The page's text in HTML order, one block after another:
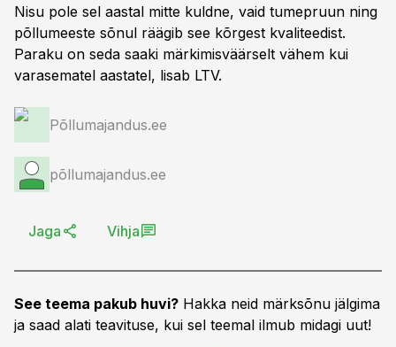
Nisu pole sel aastal mitte kuldne, vaid tumepruun ning
põllumeeste sõnul räägib see kõrgest kvaliteedist.
Paraku on seda saaki märkimisväärselt vähem kui
varasematel aastatel, lisab LTV.
Põllumajandus.ee
põllumajandus.ee
Jaga Vihja
See teema pakub huvi? Hakka neid märksõnu jälgima
ja saad alati teavituse, kui sel teemal ilmub midagi uut!